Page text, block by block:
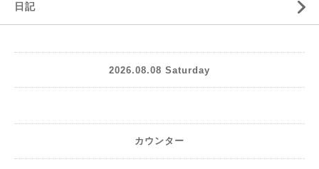
日記
2026.08.08 Saturday
カウンター